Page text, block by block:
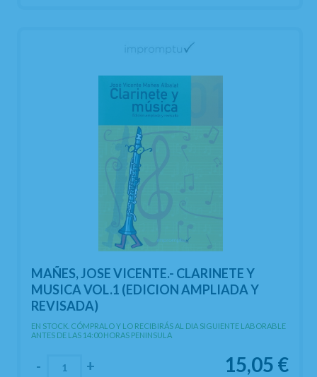
MAÑES, JOSE VICENTE.- CLARINETE Y
MUSICA VOL.1 (EDICION AMPLIADA Y
REVISADA)
EN STOCK. CÓMPRALO Y LO RECIBIRÁS AL DIA SIGUIENTE LABORABLE
ANTES DE LAS 14:00 HORAS PENINSULA
15,05 €
- +